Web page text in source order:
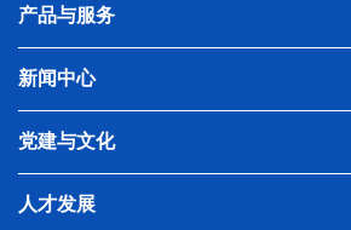
产品与服务
新闻中心
党建与文化
人才发展